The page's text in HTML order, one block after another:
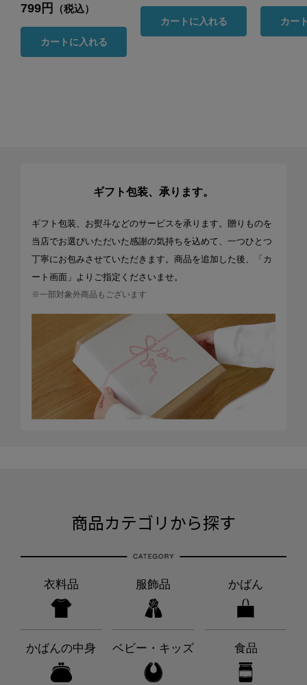
799円 （税込）
カートに入れる
カートに入れる カー
ギフト包装、承ります。
ギフト包装、お熨斗などのサービスを承ります。贈りものを
当店でお選びいただいた感謝の気持ちを込めて、一つひとつ
丁寧にお包みさせていただきます。商品を追加した後、「カ
ート画面」よりご指定くださいませ。
※一部対象外商品もございます
商品カテゴリから探す
衣料品 服飾品 かばん
かばんの中身 ベビー・キッズ 食品